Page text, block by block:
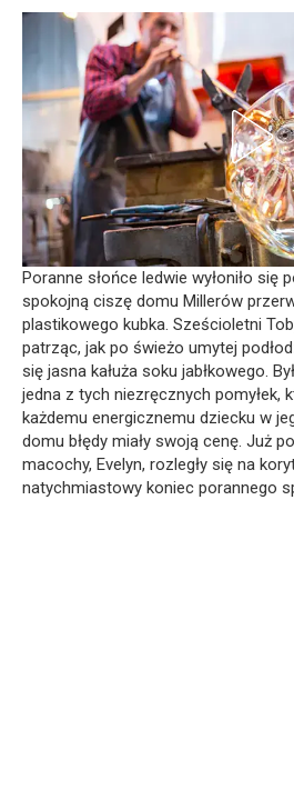
Poranne słońce ledwie wyłoniło się
spokojną ciszę domu Millerów
plastikowego kubka. Sześcioletni
patrząc, jak po świeżo umytej
się jasna kałuża soku jabłkowego.
jedna z tych niezręcznych pomyłek,
każdemu energicznemu dziecku w
domu błędy miały swoją cenę. Już
macochy, Evelyn, rozległy się na
natychmiastowy koniec porannego